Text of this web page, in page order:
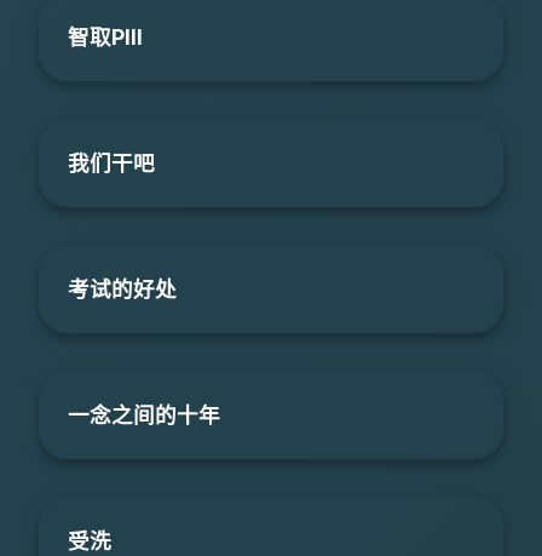
智取PIII
我们干吧
考试的好处
一念之间的十年
受洗